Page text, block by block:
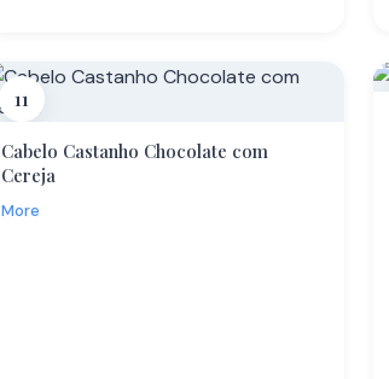
11
Cabelo Castanho Chocolate com
Cereja
More